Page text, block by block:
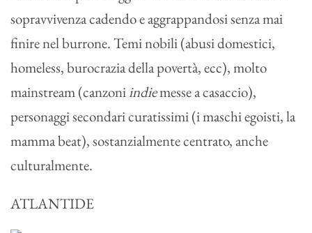
sopravvivenza cadendo e aggrappandosi senza mai
finire nel burrone. Temi nobili (abusi domestici,
homeless, burocrazia della povertà, ecc), molto
mainstream (canzoniindiemesse a casaccio),
personaggi secondari curatissimi (i maschi egoisti, la
mamma beat), sostanzialmente centrato, anche
culturalmente.
ATLANTIDE